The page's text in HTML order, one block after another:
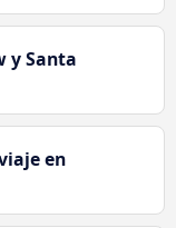
y Santa
en